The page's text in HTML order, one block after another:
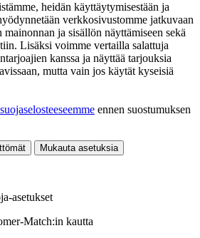
heidän käyttäytymisestään ja
verkkosivustomme jatkuvaan
ja sisällön näyttämiseen sekä
Lisäksi voimme vertailla salattuja
kanssa ja näyttää tarjouksia
mutta vain jos käytät kyseisiä
ennen suostumuksen
Mukauta asetuksia
asetukset
Match:in kautta